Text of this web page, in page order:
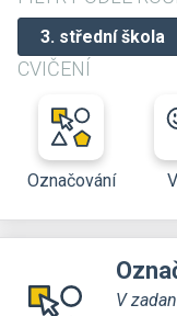
CVIČENÍ
Označování
V